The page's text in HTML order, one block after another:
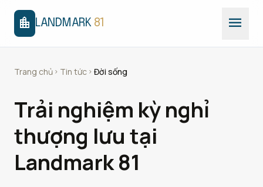
location_city LANDMARK 81 menu
Trang chủ chevron_right Tin tức chevron_right Đời sống
Trải nghiệm kỳ nghỉ
thượng lưu tại
Landmark 81